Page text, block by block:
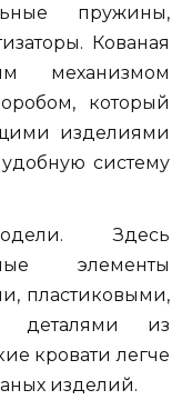
пружины,
Кованая
механизмом
который
изделиями
систему
Здесь
элементы
пластиковыми,
деталями из
кровати легче
изделий.